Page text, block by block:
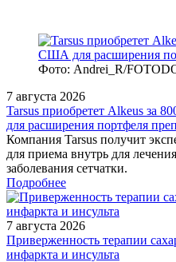
Фото: Andrei_R/
7 августа 2026
Tarsus приобретет Alkeus за
для расширения портфеля
Компания Tarsus получит
для приема внутрь для
заболевания сетчатки.
Подробнее
7 августа 2026
Приверженность терапии
инфаркта и инсульта